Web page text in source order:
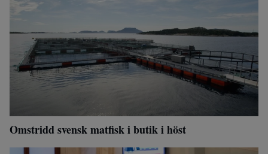
Omstridd svensk matfisk i butik i höst